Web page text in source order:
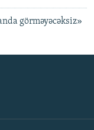
görməyəcəksiz»